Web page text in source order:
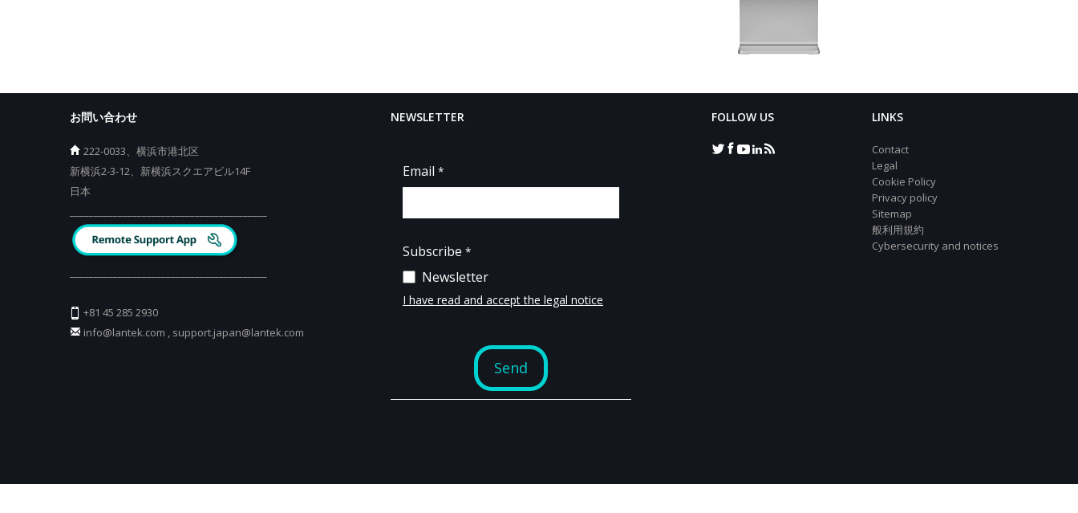
お問い合わせ
222-0033、横浜市港北区
新横浜2-3-12、新横浜スクエアビル14F
日本
+81 45 285 2930
info@lantek.com , support.japan@lantek.com
NEWSLETTER FOLLOW US LINKS
Contact
Legal
Cookie Policy
Privacy policy
Sitemap
般利用規約
Cybersecurity and notices